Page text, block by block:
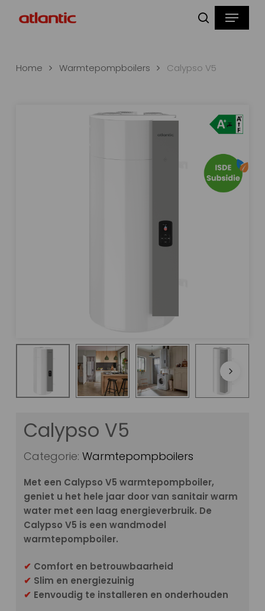
zoeken
Menu
Home Warmtepompboilers Calypso V5
Calypso V5
Categorie:Warmtepompboilers
Met een Calypso V5 warmtepompboiler,
geniet u het hele jaar door van sanitair warm
water met een laag energieverbruik. De
Calypso V5 is een wandmodel
warmtepompboiler.
✔ Comfort en betrouwbaarheid
✔ Slim en energiezuinig
✔ Eenvoudig te installeren en onderhouden